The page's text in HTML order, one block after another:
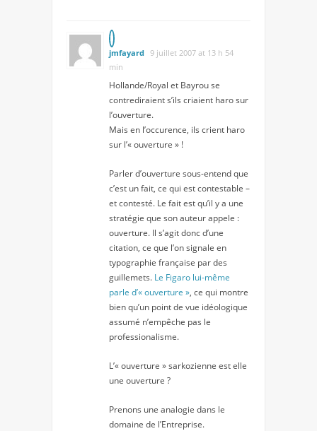
jmfayard 9 juillet 2007 at 13 h 54
min
Hollande/Royal et Bayrou se
contrediraient s’ils criaient haro sur
l’ouverture.
Mais en l’occurence, ils crient haro
sur l’« ouverture » !
Parler d’ouverture sous-entend que
c’est un fait, ce qui est contestable –
et contesté. Le fait est qu’il y a une
stratégie que son auteur appele :
ouverture. Il s’agit donc d’une
citation, ce que l’on signale en
typographie française par des
guillemets. Le Figaro lui-même
parle d’« ouverture », ce qui montre
bien qu’un point de vue idéologique
assumé n’empêche pas le
professionalisme.
L’« ouverture » sarkozienne est elle
une ouverture ?
Prenons une analogie dans le
domaine de l’Entreprise.